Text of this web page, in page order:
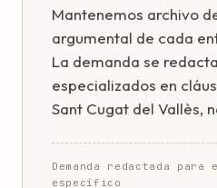
Mantenemos archivo
argumental de cada
La demanda se
especializados en
Sant Cugat del Vallès,
Demanda redactada para
específico